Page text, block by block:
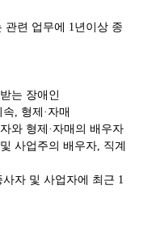
관련 업무에 1 년이상 종
는 장애인
속 형제 · 자매
와 형제 · 자매의 배우자
사업주의 배우자
직계
자 및 사업자에 최근 1